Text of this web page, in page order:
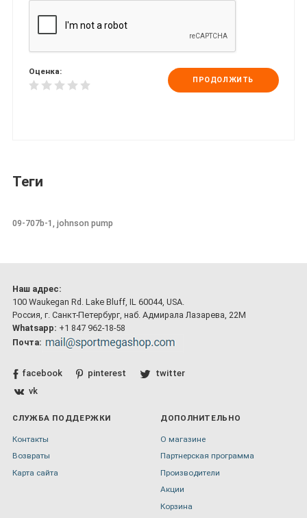
Оценка:
ПРОДОЛЖИТЬ
Теги
09-707b-1, johnson pump
Наш адрес:
100 Waukegan Rd. Lake Bluff, IL 60044, USA.
Россия, г. Санкт-Петербург, наб. Адмирала Лазарева, 22М
Whatsapp: +1 847 962-18-58
Почта:
facebook pinterest
twitter
vk
СЛУЖБА ПОДДЕРЖКИ
Контакты
Возвраты
Карта сайта
ДОПОЛНИТЕЛЬНО
О магазине
Партнерская программа
Производители
Акции
Корзина